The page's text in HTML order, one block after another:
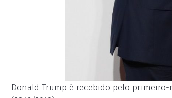
Donald Trump é recebido pelo